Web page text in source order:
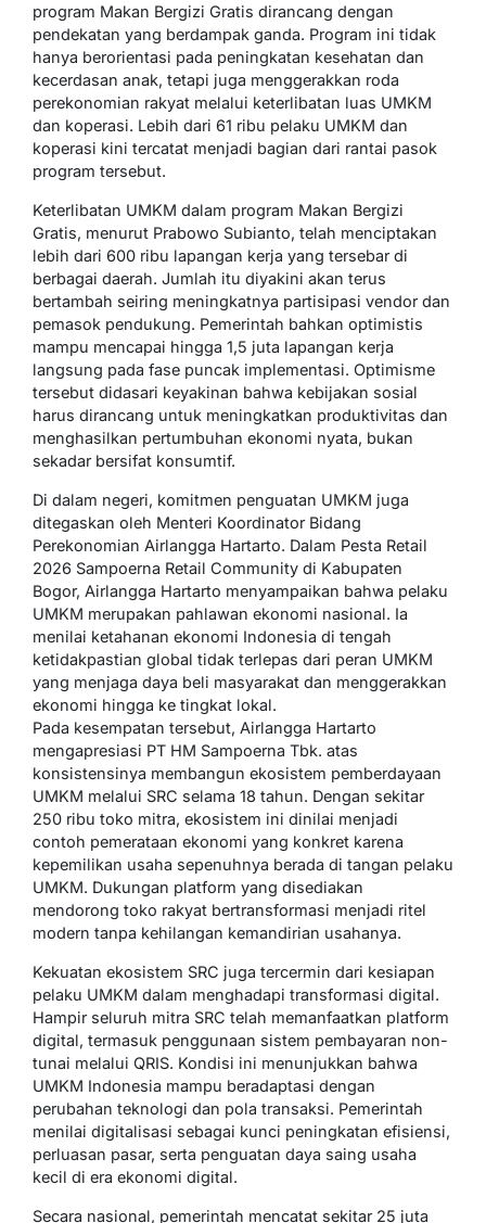
program Makan Bergizi Gratis dirancang dengan
pendekatan yang berdampak ganda. Program ini tidak
hanya berorientasi pada peningkatan kesehatan dan
kecerdasan anak, tetapi juga menggerakkan roda
perekonomian rakyat melalui keterlibatan luas UMKM
dan koperasi. Lebih dari 61 ribu pelaku UMKM dan
koperasi kini tercatat menjadi bagian dari rantai pasok
program tersebut.
Keterlibatan UMKM dalam program Makan Bergizi
Gratis, menurut Prabowo Subianto, telah menciptakan
lebih dari 600 ribu lapangan kerja yang tersebar di
berbagai daerah. Jumlah itu diyakini akan terus
bertambah seiring meningkatnya partisipasi vendor dan
pemasok pendukung. Pemerintah bahkan optimistis
mampu mencapai hingga 1,5 juta lapangan kerja
langsung pada fase puncak implementasi. Optimisme
tersebut didasari keyakinan bahwa kebijakan sosial
harus dirancang untuk meningkatkan produktivitas dan
menghasilkan pertumbuhan ekonomi nyata, bukan
sekadar bersifat konsumtif.
Di dalam negeri, komitmen penguatan UMKM juga
ditegaskan oleh Menteri Koordinator Bidang
Perekonomian Airlangga Hartarto. Dalam Pesta Retail
2026 Sampoerna Retail Community di Kabupaten
Bogor, Airlangga Hartarto menyampaikan bahwa pelaku
UMKM merupakan pahlawan ekonomi nasional. Ia
menilai ketahanan ekonomi Indonesia di tengah
ketidakpastian global tidak terlepas dari peran UMKM
yang menjaga daya beli masyarakat dan menggerakkan
ekonomi hingga ke tingkat lokal.
Pada kesempatan tersebut, Airlangga Hartarto
mengapresiasi PT HM Sampoerna Tbk. atas
konsistensinya membangun ekosistem pemberdayaan
UMKM melalui SRC selama 18 tahun. Dengan sekitar
250 ribu toko mitra, ekosistem ini dinilai menjadi
contoh pemerataan ekonomi yang konkret karena
kepemilikan usaha sepenuhnya berada di tangan pelaku
UMKM. Dukungan platform yang disediakan
mendorong toko rakyat bertransformasi menjadi ritel
modern tanpa kehilangan kemandirian usahanya.
Kekuatan ekosistem SRC juga tercermin dari kesiapan
pelaku UMKM dalam menghadapi transformasi digital.
Hampir seluruh mitra SRC telah memanfaatkan platform
digital, termasuk penggunaan sistem pembayaran non-
tunai melalui QRIS. Kondisi ini menunjukkan bahwa
UMKM Indonesia mampu beradaptasi dengan
perubahan teknologi dan pola transaksi. Pemerintah
menilai digitalisasi sebagai kunci peningkatan efisiensi,
perluasan pasar, serta penguatan daya saing usaha
kecil di era ekonomi digital.
Secara nasional, pemerintah mencatat sekitar 25 juta